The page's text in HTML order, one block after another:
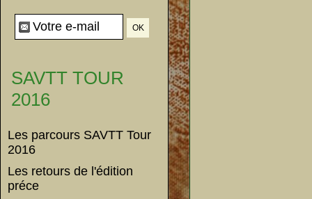
SAVTT TOUR
2016
Les parcours SAVTT Tour
2016
Les retours de l'édition
préce